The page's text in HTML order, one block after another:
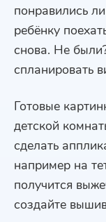
понравились
ребёнку
снова. Не
спланировать
Готовые
детской
сделать
например на
получится
создайте